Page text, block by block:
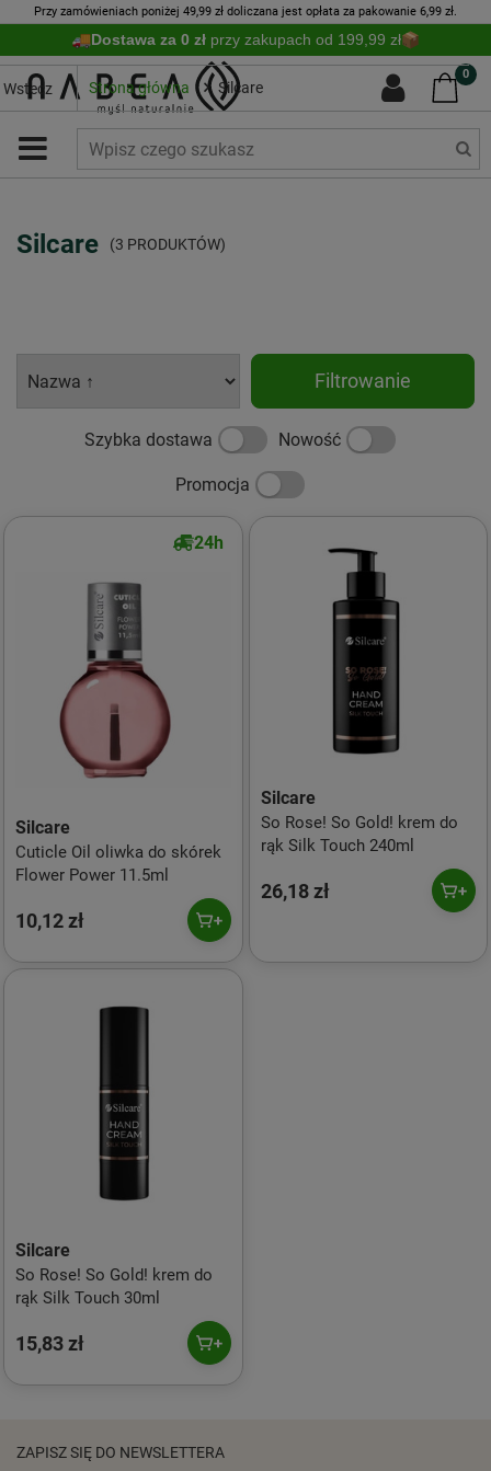
Przy zamówieniach poniżej 49,99 zł doliczana jest opłata za pakowanie 6,99 zł.
Dostawa za 0 zł przy zakupach od 199,99 zł
0
Wstecz Strona główna Silcare
Silcare (3 PRODUKTÓW)
Filtrowanie
Szybka dostawa Nowość
Promocja
24h
Silcare
Cuticle Oil oliwka do skórek
Flower Power 11.5ml
10,12 zł
Silcare
So Rose! So Gold! krem do
rąk Silk Touch 240ml
26,18 zł
Silcare
So Rose! So Gold! krem do
rąk Silk Touch 30ml
15,83 zł
ZAPISZ SIĘ DO NEWSLETTERA